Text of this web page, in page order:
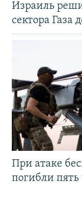
Израиль
сектора
При атаке
погибли пять